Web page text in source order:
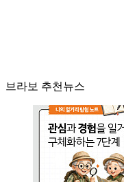
브라보 추천뉴스